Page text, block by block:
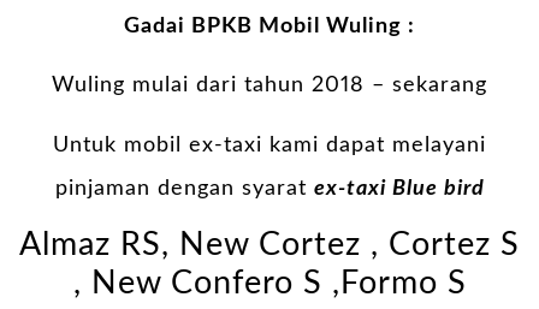
Gadai BPKB Mobil Wuling :
Wuling mulai dari tahun 2018 – sekarang
Untuk mobil ex-taxi kami dapat melayani
pinjaman dengan syarat ex-taxi Blue bird
Almaz RS, New Cortez , Cortez S
, New Confero S ,Formo S